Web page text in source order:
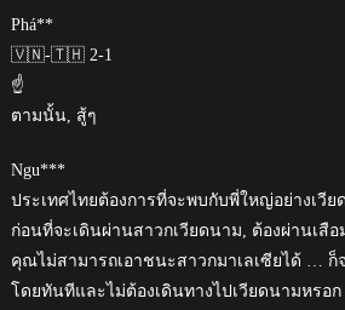
Phá**
🇻🇳-🇹🇭 2-1
☝️
ตามนั้น, สู้ๆ
Ngu***
ประเทศไทยต้องการที่จะพบกับพี่ใหญ่อย่างเวี
ก่อนที่จะเดินผ่านสาวกเวียดนาม, ต้องผ่านเสือ
คุณไม่สามารถเอาชนะสาวกมาเลเซียได้ … ก็จ
โดยทันทีและไม่ต้องเดินทางไปเวียดนามหรอ